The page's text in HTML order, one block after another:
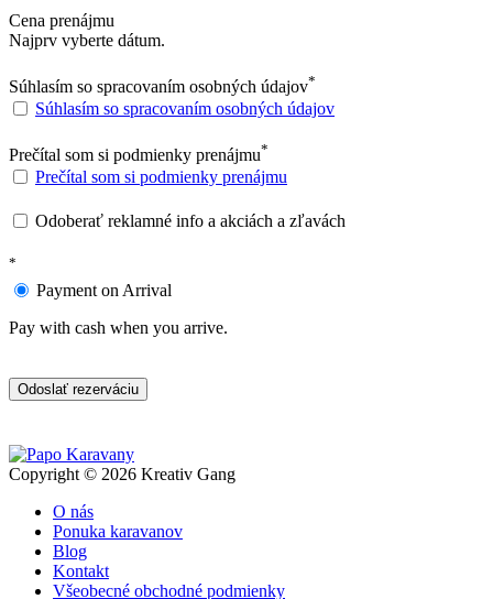
Cena prenájmu
Najprv vyberte dátum.
Súhlasím so spracovaním osobných údajov*
Súhlasím so spracovaním osobných údajov
Prečítal som si podmienky prenájmu*
Prečítal som si podmienky prenájmu
Odoberať reklamné info a akciách a zľavách
*
Payment on Arrival
Pay with cash when you arrive.
Odoslať rezerváciu
Copyright © 2026 Kreativ Gang
O nás
Ponuka karavanov
Blog
Kontakt
Všeobecné obchodné podmienky